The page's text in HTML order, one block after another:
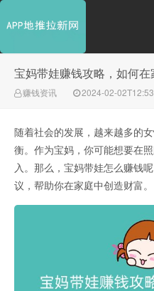
宝妈带娃赚钱攻略，如何在
赚钱资讯 2024-02-
随着社会的发展，越来越多的
衡。作为宝妈，你可能想要在
入。那么，宝妈带娃怎么赚钱
议，帮助你在家庭中创造财富。